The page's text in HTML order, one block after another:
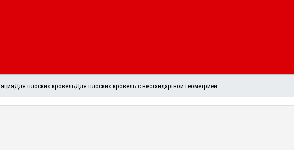
Для плоских кровельДля плоских кровель с нестандартной геометрией